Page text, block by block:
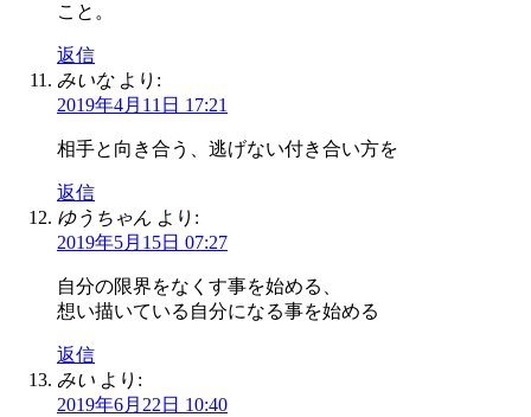
こと。
返信
みいな より:
2019年4月11日 17:21
相手と向き合う、逃げない付き合い方を
返信
ゆうちゃん より:
2019年5月15日 07:27
自分の限界をなくす事を始める、
想い描いている自分になる事を始める
返信
みい より:
2019年6月22日 10:40